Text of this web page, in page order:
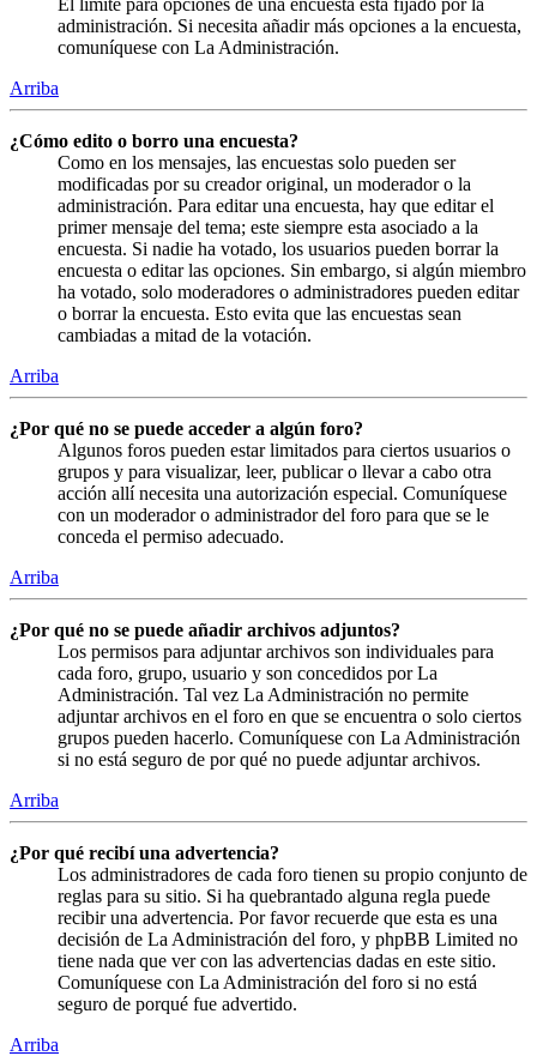
administración. Si necesita añadir más opciones a la encuesta,
comuníquese con La Administración.
Arriba
¿Cómo edito o borro una encuesta?
Como en los mensajes, las encuestas solo pueden ser
modificadas por su creador original, un moderador o la
administración. Para editar una encuesta, hay que editar el
primer mensaje del tema; este siempre esta asociado a la
encuesta. Si nadie ha votado, los usuarios pueden borrar la
encuesta o editar las opciones. Sin embargo, si algún miembro
ha votado, solo moderadores o administradores pueden editar
o borrar la encuesta. Esto evita que las encuestas sean
cambiadas a mitad de la votación.
Arriba
¿Por qué no se puede acceder a algún foro?
Algunos foros pueden estar limitados para ciertos usuarios o
grupos y para visualizar, leer, publicar o llevar a cabo otra
acción allí necesita una autorización especial. Comuníquese
con un moderador o administrador del foro para que se le
conceda el permiso adecuado.
Arriba
¿Por qué no se puede añadir archivos adjuntos?
Los permisos para adjuntar archivos son individuales para
cada foro, grupo, usuario y son concedidos por La
Administración. Tal vez La Administración no permite
adjuntar archivos en el foro en que se encuentra o solo ciertos
grupos pueden hacerlo. Comuníquese con La Administración
si no está seguro de por qué no puede adjuntar archivos.
Arriba
¿Por qué recibí una advertencia?
Los administradores de cada foro tienen su propio conjunto de
reglas para su sitio. Si ha quebrantado alguna regla puede
recibir una advertencia. Por favor recuerde que esta es una
decisión de La Administración del foro, y phpBB Limited no
tiene nada que ver con las advertencias dadas en este sitio.
Comuníquese con La Administración del foro si no está
seguro de porqué fue advertido.
Arriba